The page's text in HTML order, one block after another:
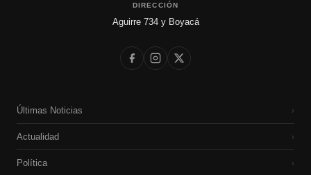
DIRECCIÓN
Aguirre 734 y Boyacá
Últimas Noticias ›
Actualidad ›
Política ›